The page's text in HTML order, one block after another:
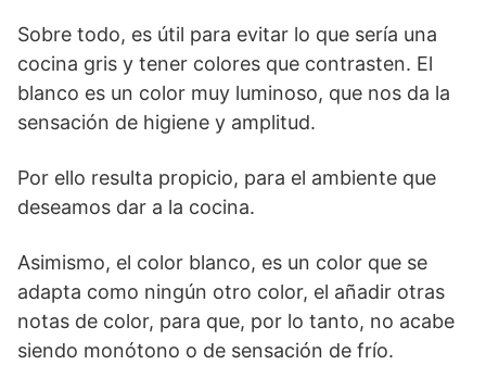
Sobre todo, es útil para evitar lo que sería una
cocina gris y tener colores que contrasten. El
blanco es un color muy luminoso, que nos da la
sensación de higiene y amplitud.
Por ello resulta propicio, para el ambiente que
deseamos dar a la cocina.
Asimismo, el color blanco, es un color que se
adapta como ningún otro color, el añadir otras
notas de color, para que, por lo tanto, no acabe
siendo monótono o de sensación de frío.